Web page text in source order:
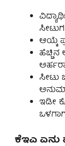
ಆಯ್ಕೆ
ಹೆಚ್ಚಿನ
ಸೀಟು
ಇಡೀ
ಕೆಇಎ ಏನು